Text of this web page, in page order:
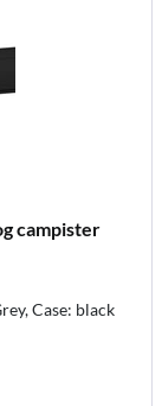
campister
Case: black